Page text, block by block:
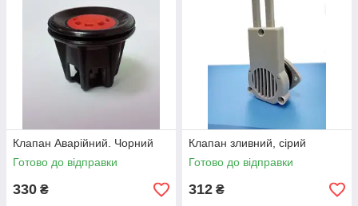
Клапан Аварійний. Чорний
Готово до відправки
330 ₴
Клапан зливний, сірий
Готово до відправки
312 ₴